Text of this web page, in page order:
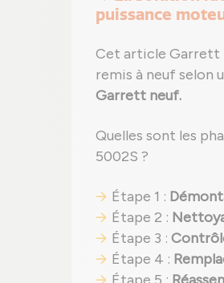
puissance
Cet article Garrett
remis à neuf selon
Garrett neuf.
Quelles sont les
5002S ?
Étape 1 :
Étape 2 :
Étape 3 :
Étape 4 :